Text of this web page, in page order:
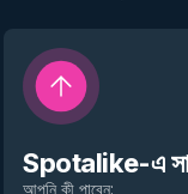
Spotalike-এ
আপনি কী পাবেন: